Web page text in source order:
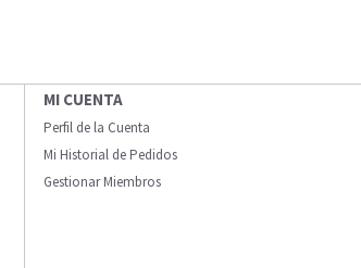
MI CUENTA
Perfil de la Cuenta
Mi Historial de Pedidos
Gestionar Miembros